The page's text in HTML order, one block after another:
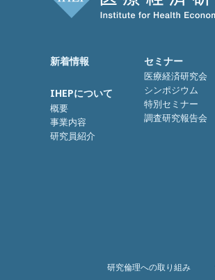
新着情報
IHEPについて
概要
事業内容
研究員紹介
セミナー
医療経済研究会
シンポジウム
特別セミナー
調査研究報告会
研究倫理への取り組み